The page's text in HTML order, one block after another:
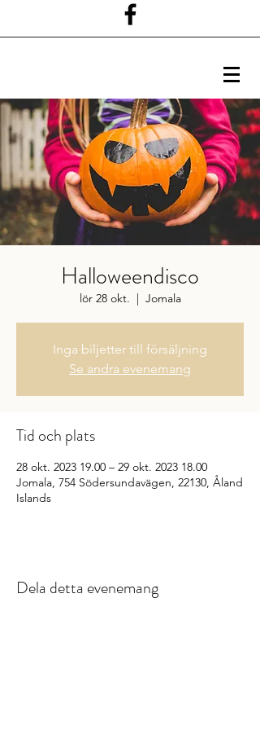
Halloweendisco
lör 28 okt.
  |
Jomala
Inga biljetter till försäljning
Se andra evenemang
Tid och plats
28 okt. 2023 19.00 – 29 okt. 2023 18.00
Jomala, 754 Södersundavägen, 22130, Åland
Islands
Dela detta evenemang